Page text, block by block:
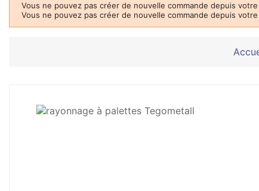
Vous ne pouvez pas créer de nouvelle commande depuis
Vous ne pouvez pas créer de nouvelle commande depuis